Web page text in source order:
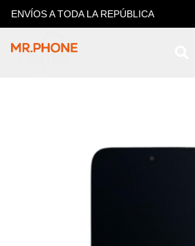
ENVÍOS A TODA LA REPÚBLICA